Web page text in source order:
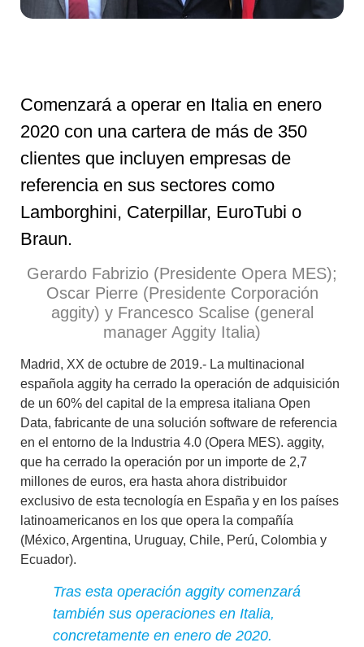
Comenzará a operar en Italia en enero
2020 con una cartera de más de 350
clientes que incluyen empresas de
referencia en sus sectores como
Lamborghini, Caterpillar, EuroTubi o
Braun.
Gerardo Fabrizio (Presidente Opera MES);
Oscar Pierre (Presidente Corporación
aggity) y Francesco Scalise (general
manager Aggity Italia)
Madrid, XX de octubre de 2019.- La multinacional
española aggity ha cerrado la operación de adquisición
de un 60% del capital de la empresa italiana Open
Data, fabricante de una solución software de referencia
en el entorno de la Industria 4.0 (Opera MES). aggity,
que ha cerrado la operación por un importe de 2,7
millones de euros, era hasta ahora distribuidor
exclusivo de esta tecnología en España y en los países
latinoamericanos en los que opera la compañía
(México, Argentina, Uruguay, Chile, Perú, Colombia y
Ecuador).
Tras esta operación aggity comenzará
también sus operaciones en Italia,
concretamente en enero de 2020.